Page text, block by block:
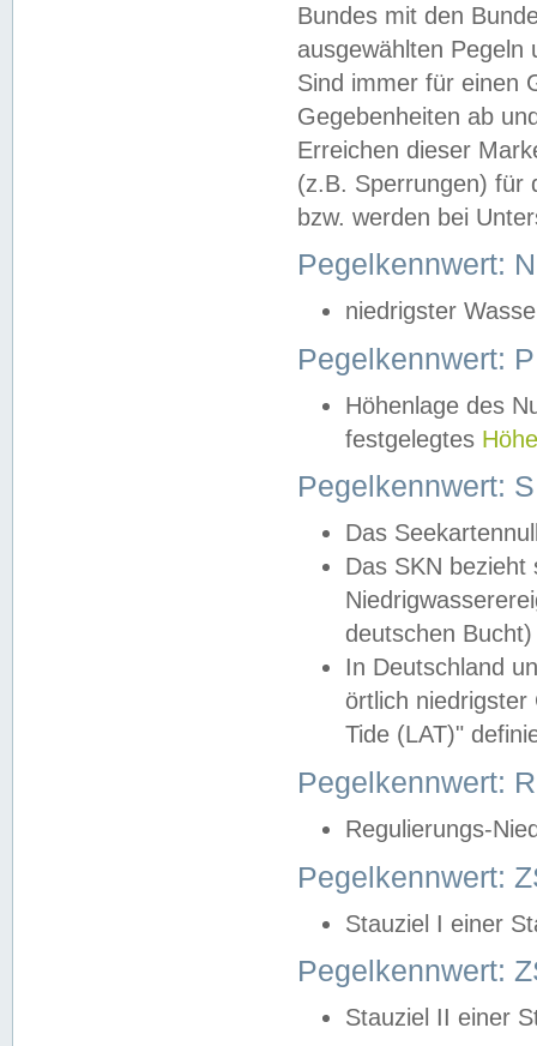
Bundes mit den
ausgewählten
Sind immer für einen
Gegebenheiten ab
Erreichen dieser
(z.B. Sperrungen) für
bzw. werden bei
Pegelkennwert:
niedrigster
Pegelkennwert:
Höhenlage des
festgelegtes
Pegelkennwert:
Das
Das SKN
deutschen
In Deutschland
örtlich
Tide (LAT)"
Pegelkennwert:
Regulierungs-
Pegelkennwert:
Stauziel I einer
Pegelkennwert:
Stauziel II einer